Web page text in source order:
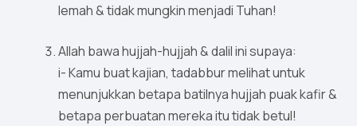
lemah & tidak mungkin menjadi Tuhan!
Allah bawa hujjah-hujjah & dalil ini supaya:
i- Kamu buat kajian, tadabbur melihat untuk
menunjukkan betapa batilnya hujjah puak kafir &
betapa perbuatan mereka itu tidak betul!